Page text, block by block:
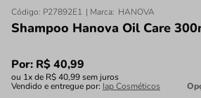
Código: P27892E1 HANOVA
Shampoo Hanova Oil Care
Por: R$40,99
ou 1x de R$40,99sem juros
Vendido e entregue por: Iap Cosméticos